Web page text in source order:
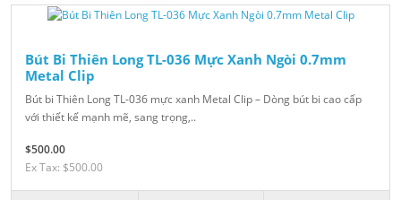
Bút Bi Thiên Long TL-036 Mực Xanh Ngòi 0.7mm
Metal Clip
Bút bi Thiên Long TL-036 mực xanh Metal Clip – Dòng bút bi cao cấp
với thiết kế mạnh mẽ, sang trọng,..
$500.00
Ex Tax: $500.00